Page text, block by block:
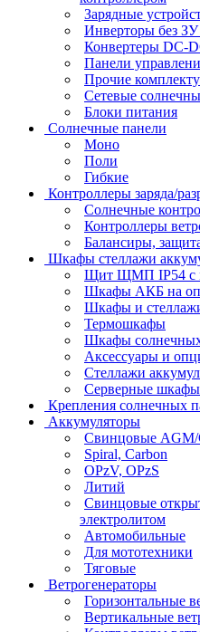
Зарядные
Инверторы без
Конвертеры DC-
Панели
Прочие
Сетевые
Блоки питания
Солнечные панели
Моно
Поли
Гибкие
Контроллеры заряда/
Солнечные
Контроллеры
Балансиры,
Шкафы стеллажи
Щит ЩМП IP54 с
Шкафы АКБ на
Шкафы и
Термошкафы
Шкафы солнечных
Аксессуары и
Стеллажи
Серверные шкафы
Крепления солнечных
Аккумуляторы
Свинцовые
Spiral, Carbon
OPzV, OPzS
Литий
Свинцовые
электролитом
Автомобильные
Для мототехники
Тяговые
Ветрогенераторы
Горизонтальные
Вертикальные